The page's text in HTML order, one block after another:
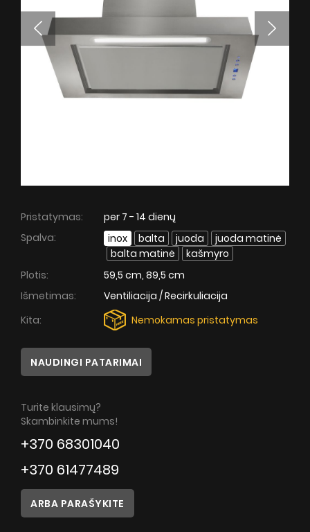
Dizaino tipas
Nortberg Laminam
Nortberg ArtGlass
Nortberg Silent Kitchen
Daugiau informacijos
Gartraukio garantija
Patarimai
Servisas
Instrukcijos
Pristatymas:
per 7 - 14 dienų
Spalva:
inox balta juoda
juoda matinė
balta matinė
kašmyro
Plotis:
59,5 cm, 89,5 cm
Išmetimas:
Ventiliacija / Recirkuliacija
Kita:
Nemokamas pristatymas
NAUDINGI PATARIMAI
Turite klausimų?
Skambinkite mums!
+370 68301040
+370 61477489
ARBA PARAŠYKITE